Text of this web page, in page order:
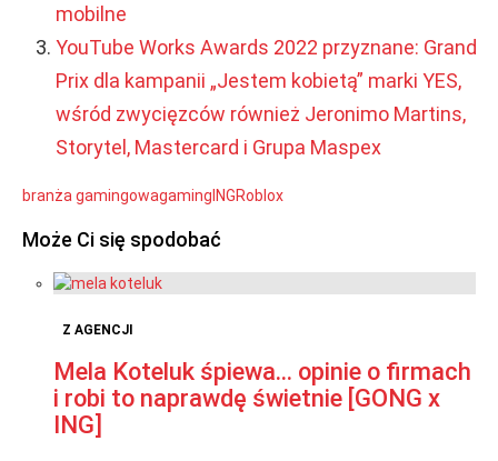
mobilne
YouTube Works Awards 2022 przyznane: Grand
Prix dla kampanii „Jestem kobietą” marki YES,
wśród zwycięzców również Jeronimo Martins,
Storytel, Mastercard i Grupa Maspex
branża gamingowagamingINGRoblox
Może Ci się spodobać
Z AGENCJI
Mela Koteluk śpiewa… opinie o firmach
i robi to naprawdę świetnie [GONG x
ING]